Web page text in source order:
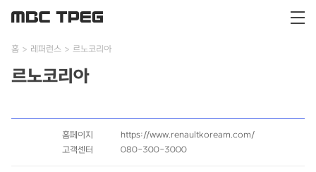
홈 레퍼런스 르노코리아
르노코리아
홈페이지
https://www.renaultkoream.com/
고객센터
080-300-3000